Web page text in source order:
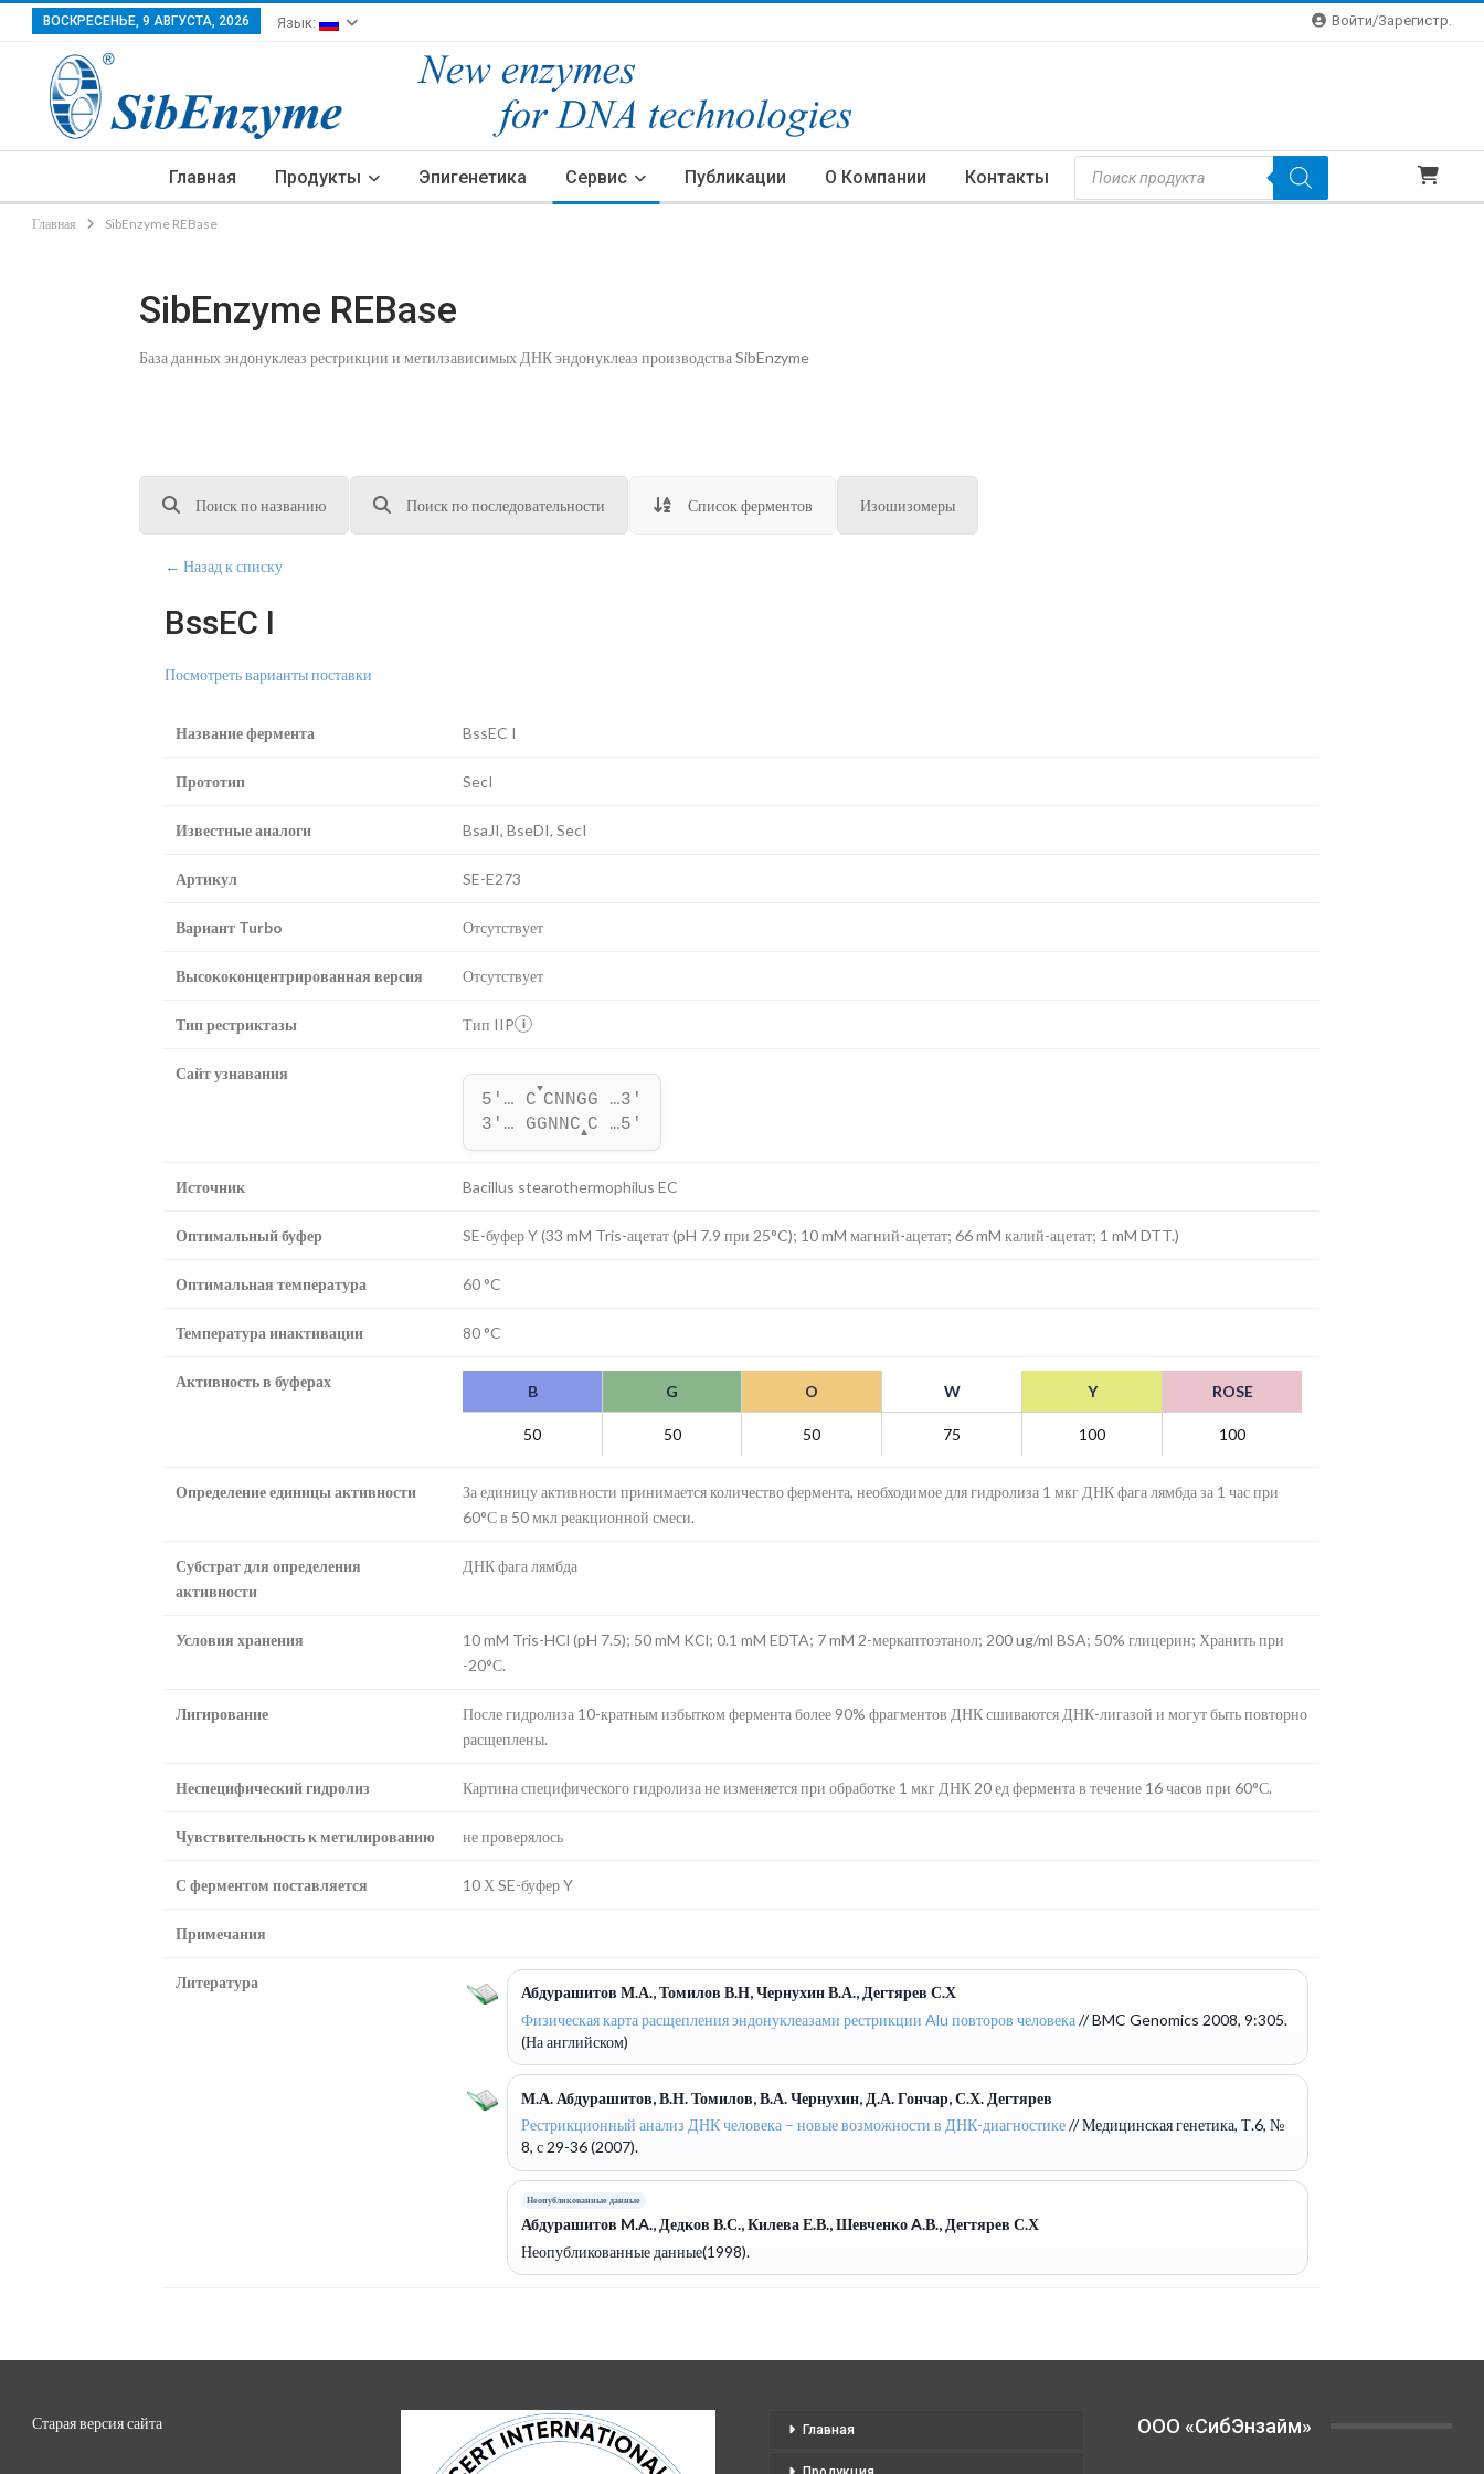
Войти/зарегистр.
ВОСКРЕСЕНЬЕ, 9 АВГУСТА, 2026 Язык:
Главная Продукты Эпигенетика Сервис Публикации О Компании Контакты
Поиск
Товаров
Главная SibEnzyme REBase
SibEnzyme REBase
База данных эндонуклеаз рестрикции и метилзависимых ДНК эндонуклеаз производства SibEnzyme
Поиск по названию Поиск по последовательности Список ферментов Изошизомеры
← Назад к списку
BssEC I
Посмотреть варианты поставки
Название фермента BssEC I
Прототип SecI
Известные аналоги BsaJI, BseDI, SecI
Артикул SE-E273
Вариант Turbo Отсутствует
Высококонцентрированная версия Отсутствует
Тип рестриктазы Тип IIP i
Сайт узнавания
5'… C
▼
CNNGG …3'
3'… GGNNC▲C …5'
Источник Bacillus stearothermophilus EC
Оптимальный буфер SE-буфер Y (33 mM Tris-ацетат (pH 7.9 при 25°C); 10 mM магний-ацетат; 66 mM калий-ацетат; 1 mM DTT.)
Оптимальная температура 60 °C
Температура инактивации 80 °C
Активность в буферах
B G O W Y ROSE
50 50 50 75 100 100
Определение единицы активности
За единицу активности принимается количество фермента, необходимое для гидролиза 1 мкг ДНК фага лямбда за 1 час при
60°С в 50 мкл реакционной смеси.
Субстрат для определения
активности
ДНК фага лямбда
Условия хранения
10 mM Tris-HCl (pH 7.5); 50 mM KCl; 0.1 mM EDTA; 7 mM 2-меркаптоэтанол; 200 ug/ml BSA; 50% глицерин; Хранить при
-20°С.
Лигирование
После гидролиза 10-кратным избытком фермента более 90% фрагментов ДНК сшиваются ДНК-лигазой и могут быть повторно
расщеплены.
Неспецифический гидролиз Картина специфического гидролиза не изменяется при обработке 1 мкг ДНК 20 ед фермента в течение 16 часов при 60°С.
Чувствительность к метилированию не проверялось
С ферментом поставляется 10 Х SE-буфер Y
Примечания
Литература
Абдурашитов М.А., Томилов В.Н, Чернухин В.А., Дегтярев С.Х
Физическая карта расщепления эндонуклеазами рестрикции Alu повторов человека// BMC Genomics 2008, 9:305.
(На английском)
М.А. Абдурашитов, В.Н. Томилов, В.А. Чернухин, Д.А. Гончар, С.Х. Дегтярев
Рестрикционный анализ ДНК человека – новые возможности в ДНК-диагностике// Медицинская генетика, Т.6, №
8, с 29-36 (2007).
Неопубликованные данные
Абдурашитов M.A., Дедков В.С., Килева Е.В., Шевченко A.В., Дегтярев С.Х
Неопубликованные данные(1998).
Старая версия сайта Главная OOO «СибЭнзайм»